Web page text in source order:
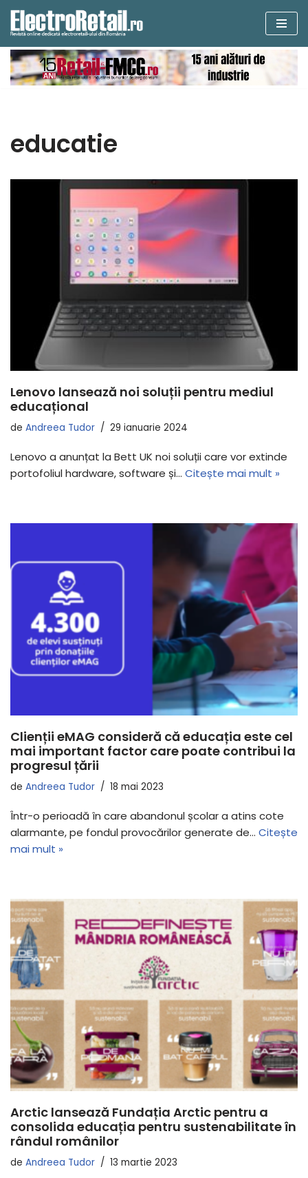
Sari
la
conținut
educatie
Lenovo lansează noi soluții pentru mediul
educațional
de Andreea Tudor 29 ianuarie 2024
Lenovo a anunțat la Bett UK noi soluții care vor extinde
portofoliul hardware, software și… Citește mai mult »
Clienții eMAG consideră că educația este cel
mai important factor care poate contribui la
progresul țării
de Andreea Tudor 18 mai 2023
Într-o perioadă în care abandonul școlar a atins cote
alarmante, pe fondul provocărilor generate de… Citește
mai mult »
Arctic lansează Fundația Arctic pentru a
consolida educația pentru sustenabilitate în
rândul românilor
de Andreea Tudor 13 martie 2023